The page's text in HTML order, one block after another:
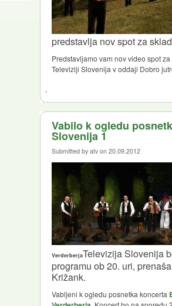
predstavlja nov spot za
Predstavljamo vam nov video spot
Televiziji Slovenija v oddaji Dobro
Vabilo k ogledu
Slovenija 1
Submitted by atv on 20.09.2012
VerderberjaTelevizija Slovenija
programu ob 20. uri,
Križank.
Vabljeni k ogledu posnetka koncerta